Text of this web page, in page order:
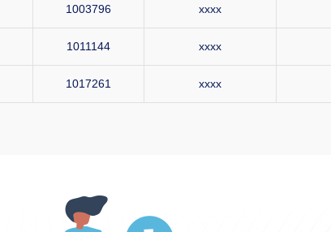
1003796 xxxx
1011144 xxxx
1017261 xxxx